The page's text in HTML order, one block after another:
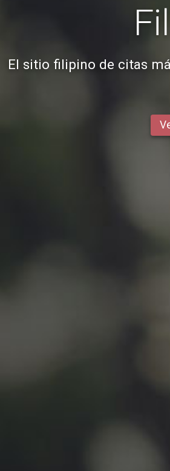
El sitio filipino de citas